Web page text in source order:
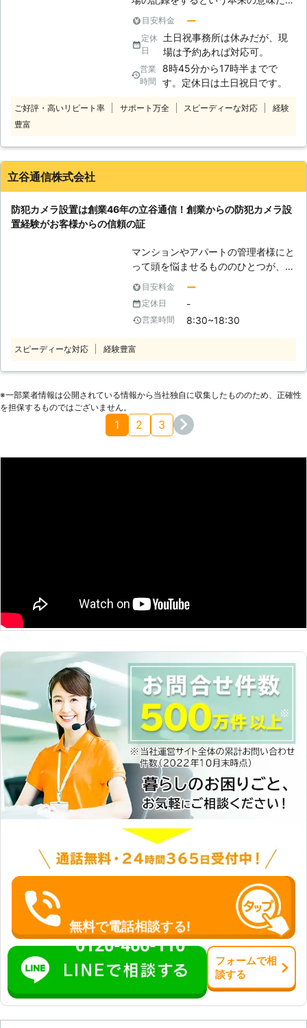
でなく、カメラがあることで防犯対策
をすることができます。カメラが多く
設置されていると、犯罪者はその範囲
で犯罪をすることを避けることになり
ます。監視カメラがあるだけで未然に
犯罪を防げるのです。弊社は監視カメ
ラを専門に扱っているので、場所や設
置に関するノウハウを多数保有してい
目安料金 ー
定休
日
土日祝事務所は休みだが、現
場は予約あれば対応可。
営業
時間
8時45分から17時半までで
す。定休日は土日祝日です。
ご好評・高いリピート率 サポート万全 スピーディーな対応
経験
豊富
立谷通信株式会社
防犯カメラ設置は創業46年の立谷通信！創業からの防犯カメラ設
置経験がお客様からの信頼の証
マンションやアパートの管理者様にと
って頭を悩ませるもののひとつが、管
理している敷地の不法投棄対策ではな
いでしょうか。 「マンションの敷地
に毎日誰かがゴミを捨てていくんだ」
「物騒な事件も多いし、防犯対策しな
と不快なだけではなく、どうしても処
して不法投棄されるゴミの量が増えた
うということもあります。 誰が捨て
たのかわからないことが多いマンショ
相模原市を中心とした地域にお住まい
のお客様からの防犯カメラ設置のご依
頼を承っている地域密着型の防犯カメ
の強みは、創業46年で防犯カメラの
設置経験が豊富であると言うことで
す。創業から駐車場や倉庫などの幅広
い現場に防犯カメラを設置してきた立
谷通信株式会社だからこそ適切な場所
に防犯カメラを設置できますよ。 適
切な場所に置かれた防犯カメラは敷地
内の状況を記録しやすくなります。マ
ンションの不法投棄対策として、立谷
通信株式会社の防犯カメラ設置で安全
にマンションを管理できる環境を手に
入れてみませんか。
目安料金 ー
定休日 -
営業時間 8:30~18:30
スピーディーな対応 経験豊富
※⼀部業者情報は公開されている情報から当社独⾃に収集したもののため、正確性
を担保するものではございません。
1 2 3
無料で電話相談する!
0120-466-110
フォームで相
談する